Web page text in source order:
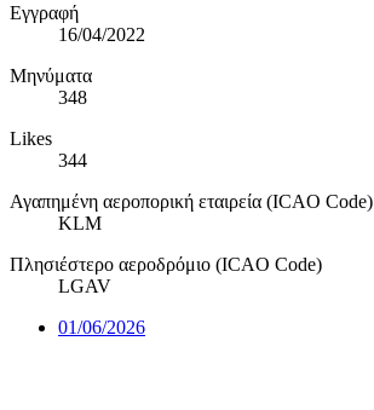
Εγγραφή
16/04/2022
Μηνύματα
348
Likes
344
Αγαπημένη αεροπορική εταιρεία (ICAO Code)
KLM
Πλησιέστερο αεροδρόμιο (ICAO Code)
LGAV
01/06/2026